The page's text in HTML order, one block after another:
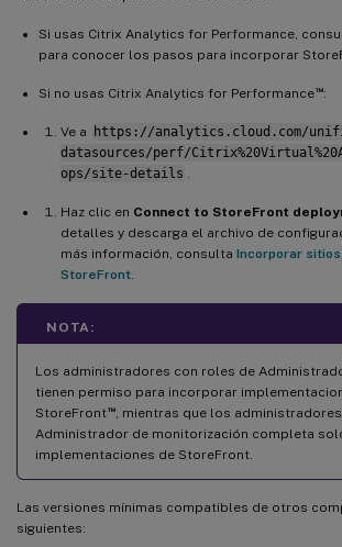
Si usas Citrix Analytics for Performance,
para conocer los pasos para incorporar
Si no usas Citrix Analytics for Performance™:
Ve a
https://analytics.cloud.com/
datasources/perf/
ops/site-details
Haz clic en Connect to StoreFront
detalles y descarga el archivo de
más información, consulta Incorporar
StoreFront
NOTA:
Los administradores con roles de
tienen permiso para incorporar
StoreFront™, mientras que los
Administrador de monitorización completa
implementaciones de StoreFront.
Las versiones mínimas compatibles de otros
siguientes: